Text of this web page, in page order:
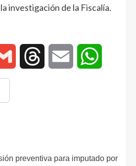
investigación de la Fiscalía.
Gmail Threads Email
preventiva para imputado por